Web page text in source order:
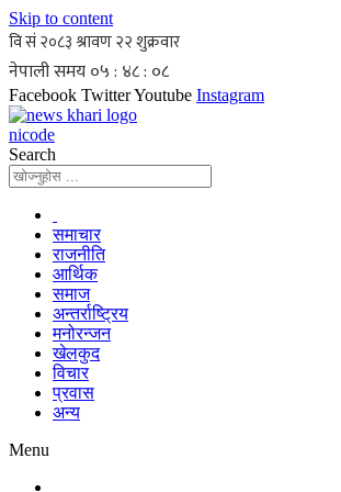
Skip to content
Facebook TwitterYoutube Instagram
nicode
Search
समाचार
राजनीति
आर्थिक
समाज
अन्तर्राष्ट्रिय
मनोरन्जन
खेलकुद
विचार
प्रवास
अन्य
Menu